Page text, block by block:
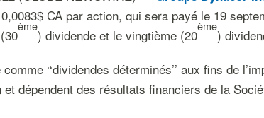
CA par action, qui sera payé le 19
ème
) dividende et le vingtième (20
ème
)
‘‘dividendes déterminés’’ aux fins de
et dépendent des résultats financiers de la